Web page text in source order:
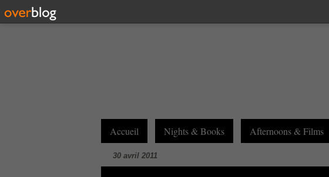
Accueil Nights & Books Afternoons & Films
30 avril 2011